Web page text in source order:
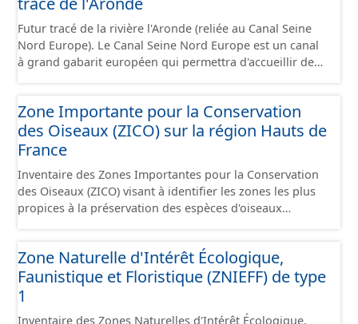
la partie du sud CSNE.
Futur tracé de la rivière l'Aronde (reliée au Canal Seine
Nord Europe). Le Canal Seine Nord Europe est un canal
à grand gabarit européen qui permettra d'accueillir des
tonnes de marchandises, soit l'équivalent de 220
camions. Il reliera l’Oise au canal Dunkerque-Escaut, de
Compiègne à Aubencheul-au-Bac (près de Cambrai).
Zone Importante pour la Conservation
des Oiseaux (ZICO) sur la région Hauts de
France
Inventaire des Zones Importantes pour la Conservation
des Oiseaux (ZICO) visant à identifier les zones les plus
propices à la préservation des espèces d'oiseaux
généralement été classées, en tout ou en partie, en sites
Natura 2000 sous la forme de Zones de Protection
Spéciales.
Zone Naturelle d'Intérêt Écologique,
Faunistique et Floristique (ZNIEFF) de type
1
Inventaire des Zones Naturelles d'Intérêt Écologique,